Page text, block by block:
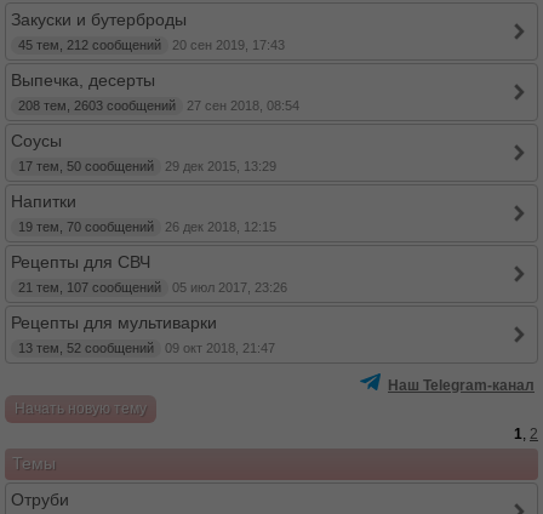
Закуски и бутерброды
45 тем, 212 сообщений 20 сен 2019, 17:43
Выпечка, десерты
208 тем, 2603 сообщений 27 сен 2018, 08:54
Соусы
17 тем, 50 сообщений 29 дек 2015, 13:29
Напитки
19 тем, 70 сообщений 26 дек 2018, 12:15
Рецепты для СВЧ
21 тем, 107 сообщений 05 июл 2017, 23:26
Рецепты для мультиварки
13 тем, 52 сообщений 09 окт 2018, 21:47
Наш Telegram-канал
Начать новую тему
1, 2
Темы
Отруби